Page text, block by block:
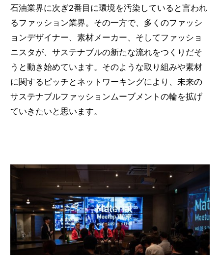
石油業界に次ぎ2番目に環境を汚染していると言われ
るファッション業界。その一方で、多くのファッシ
ョンデザイナー、素材メーカー、そしてファッショ
ニスタが、サステナブルの新たな流れをつくりだそ
うと動き始めています。そのような取り組みや素材
に関するピッチとネットワーキングにより、未来の
サステナブルファッションムーブメントの輪を拡げ
ていきたいと思います。